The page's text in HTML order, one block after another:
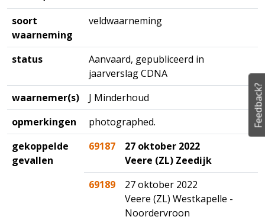
soort
waarneming
veldwaarneming
status
Aanvaard, gepubliceerd in
jaarverslag CDNA
waarnemer(s)
J Minderhoud
opmerkingen
photographed.
gekoppelde
gevallen
69187
27 oktober 2022
Veere (ZL) Zeedijk
69189
27 oktober 2022
Veere (ZL) Westkapelle -
Noordervroon
Feedback?